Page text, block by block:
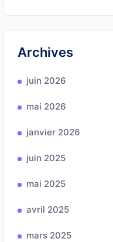
Archives
juin 2026
mai 2026
janvier 2026
juin 2025
mai 2025
avril 2025
mars 2025